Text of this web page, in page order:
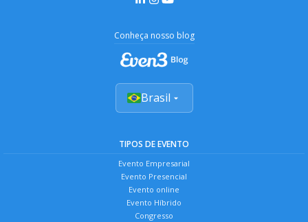
Conheça nosso blog
Brasil
TIPOS DE EVENTO
Evento Empresarial
Evento Presencial
Evento online
Evento Híbrido
Congresso